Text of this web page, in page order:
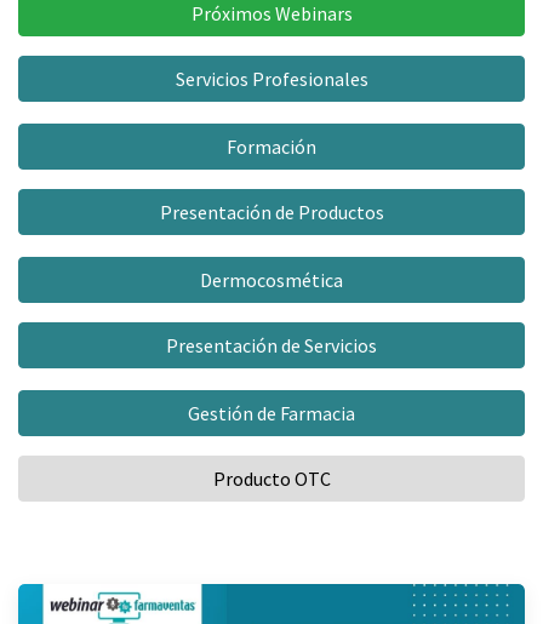
Próximos Webinars
Servicios Profesionales
Formación
Presentación de Productos
Dermocosmética
Presentación de Servicios
Gestión de Farmacia
Producto OTC